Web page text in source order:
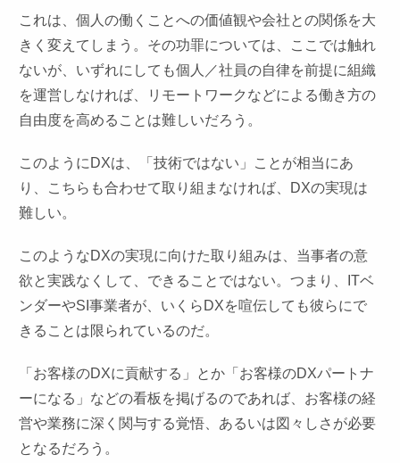
これは、個人の働くことへの価値観や会社との関係を大
きく変えてしまう。その功罪については、ここでは触れ
ないが、いずれにしても個人／社員の自律を前提に組織
を運営しなければ、リモートワークなどによる働き方の
自由度を高めることは難しいだろう。
このようにDXは、「技術ではない」ことが相当にあ
り、こちらも合わせて取り組まなければ、DXの実現は
難しい。
このようなDXの実現に向けた取り組みは、当事者の意
欲と実践なくして、できることではない。つまり、ITベ
ンダーやSI事業者が、いくらDXを喧伝しても彼らにで
きることは限られているのだ。
「お客様のDXに貢献する」とか「お客様のDXパートナ
ーになる」などの看板を掲げるのであれば、お客様の経
営や業務に深く関与する覚悟、あるいは図々しさが必要
となるだろう。